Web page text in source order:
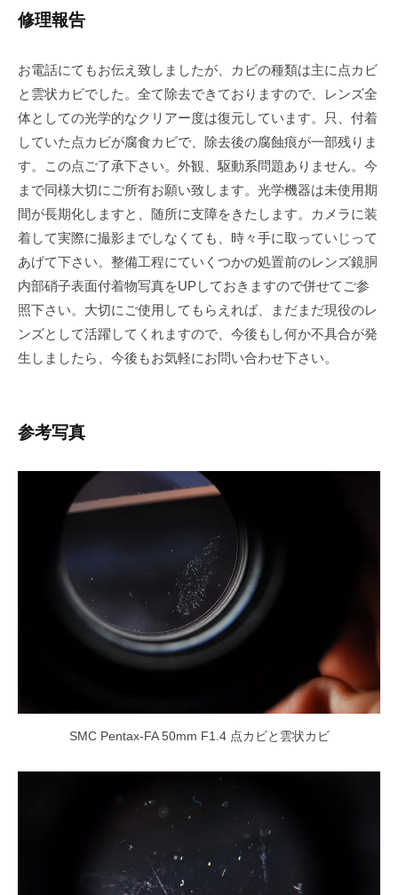
修理報告
お電話にてもお伝え致しましたが、カビの種類は主に点カビ
と雲状カビでした。全て除去できておりますので、レンズ全
体としての光学的なクリアー度は復元しています。只、付着
していた点カビが腐食カビで、除去後の腐蝕痕が一部残りま
す。この点ご了承下さい。外観、駆動系問題ありません。今
まで同様大切にご所有お願い致します。光学機器は未使用期
間が長期化しますと、随所に支障をきたします。カメラに装
着して実際に撮影までしなくても、時々手に取っていじって
あげて下さい。整備工程にていくつかの処置前のレンズ鏡胴
内部硝子表面付着物写真をUPしておきますので併せてご参
照下さい。大切にご使用してもらえれば、まだまだ現役のレ
ンズとして活躍してくれますので、今後もし何か不具合が発
生しましたら、今後もお気軽にお問い合わせ下さい。
参考写真
SMC Pentax-FA 50mm F1.4 点カビと雲状カビ